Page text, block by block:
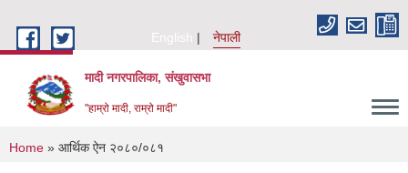
English
नेपाली
मादी नगरपालिका, संखुवासभा
"हाम्रो मादी, राम्रो मादी"
You are here
Home » आर्थिक ऐन २०८०/०८१